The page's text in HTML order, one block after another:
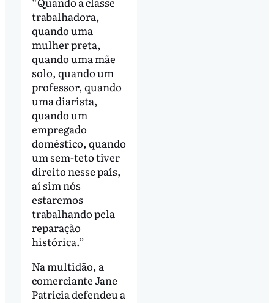
trabalhadora,
quando uma
mulher preta,
quando uma mãe
solo, quando um
professor, quando
uma diarista,
quando um
empregado
doméstico, quando
um sem-teto tiver
direito nesse país,
aí sim nós
estaremos
trabalhando pela
reparação
histórica.”
Na multidão, a
comerciante Jane
Patrícia defendeu a